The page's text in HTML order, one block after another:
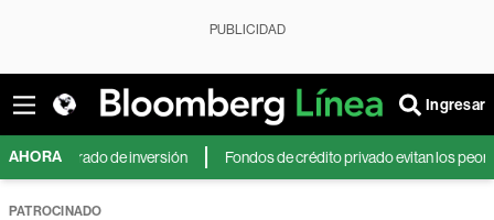
PUBLICIDAD
Ingresar
AHORA
grado de inversión Fondos de crédito privado evitan los peores
PATROCINADO